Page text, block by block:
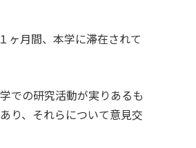
ヶ月間、本学に滞在されて
での研究活動が実りあるも
り、それらについて意見交